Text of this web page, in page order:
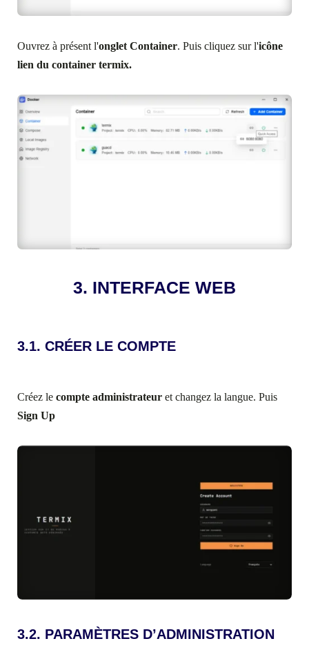
Ouvrez à présent l'onglet Container. Puis cliquez sur l'icône
lien du container termix.
3. INTERFACE WEB
3.1. CRÉER LE COMPTE
Créez le compte administrateur et changez la langue. Puis
Sign Up
3.2. PARAMÈTRES D’ADMINISTRATION